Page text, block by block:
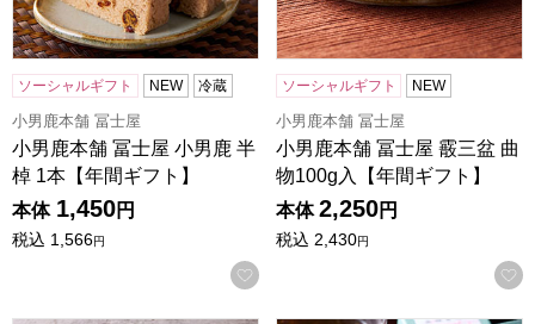
ソーシャルギフト NEW 冷蔵
小男鹿本舗 冨士屋
小男鹿本舗 冨士屋 小男鹿 半
棹 1本【年間ギフト】
本体 1,450円
税込 1,566円
お気に入りに登録する
ソーシャルギフト NEW
小男鹿本舗 冨士屋
小男鹿本舗 冨士屋 霰三盆 曲
物100g入【年間ギフト】
本体 2,250円
税込 2,430円